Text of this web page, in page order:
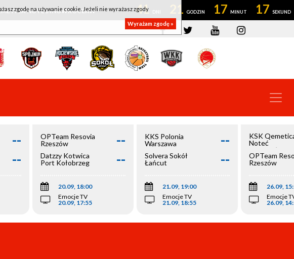
NOTEĆ INOWROCŁAW 41 21 17 17
--
--
OPTeam Resovia
Rzeszów
--
Datzzy Kotwica
Port Kołobrzeg
--
20.09, 18:00
Emocje TV
20.09, 17:55
KKS Polonia
Warszawa
--
Solvera Sokół
Łańcut
--
21.09, 19:00
Emocje TV
21.09, 18:55
KSK
Noteć
Inowrocław
OPTeam
Rzeszów
26.09,
Emocje
26.09,
zgodę na używanie cookie. Jeżeli nie wyrażasz zgody
Wyrażam zgodę »